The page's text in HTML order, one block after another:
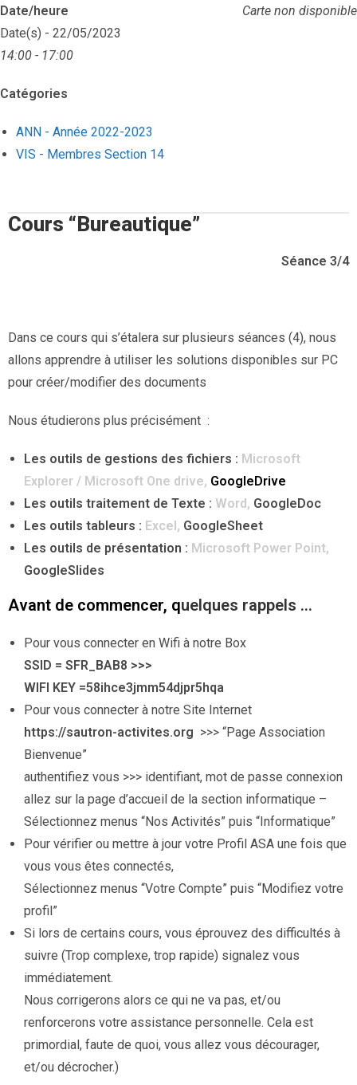
Carte non disponible
Date/heure
Date(s) - 22/05/2023
14:00 - 17:00
Catégories
ANN - Année 2022-2023
VIS - Membres Section 14
Cours “Bureautique”
Séance 3/4
Dans ce cours qui s’étalera sur plusieurs séances (4), nous
allons apprendre à utiliser les solutions disponibles sur PC
pour créer/modifier des documents
Nous étudierons plus précisément :
Les outils de gestions des fichiers : Microsoft
Explorer / Microsoft One drive, GoogleDrive
Les outils traitement de Texte : Word, GoogleDoc
Les outils tableurs : Excel, GoogleSheet
Les outils de présentation : Microsoft Power Point,
GoogleSlides
Avant de commencer, quelques rappels …
Pour vous connecter en Wifi à notre Box
SSID = SFR_BAB8 >>>
WIFI KEY =58ihce3jmm54djpr5hqa
Pour vous connecter à notre Site Internet
https://sautron-activites.org >>> “Page Association
Bienvenue”
authentifiez vous >>> identifiant, mot de passe connexion
allez sur la page d’accueil de la section informatique –
Sélectionnez menus “Nos Activités” puis “Informatique”
Pour vérifier ou mettre à jour votre Profil ASA une fois que
vous vous êtes connectés,
Sélectionnez menus “Votre Compte” puis “Modifiez votre
profil”
Si lors de certains cours, vous éprouvez des difficultés à
suivre (Trop complexe, trop rapide) signalez vous
immédiatement.
Nous corrigerons alors ce qui ne va pas, et/ou
renforcerons votre assistance personnelle. Cela est
primordial, faute de quoi, vous allez vous décourager,
et/ou décrocher.)